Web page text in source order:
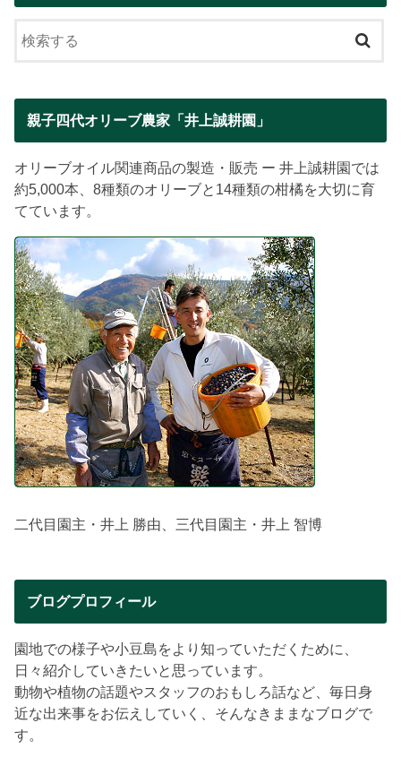
親子四代オリーブ農家「井上誠耕園」
オリーブオイル関連商品の製造・販売 ー 井上誠耕園では
約5,000本、8種類のオリーブと14種類の柑橘を大切に育
てています。
二代目園主・井上 勝由、三代目園主・井上 智博
ブログプロフィール
園地での様子や小豆島をより知っていただくために、
日々紹介していきたいと思っています。
動物や植物の話題やスタッフのおもしろ話など、毎日身
近な出来事をお伝えしていく、そんなきままなブログで
す。